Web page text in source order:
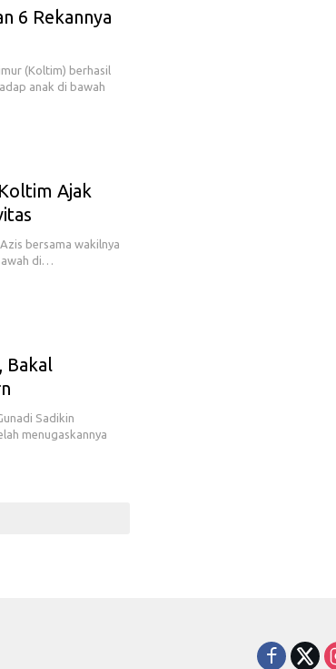
6 Rekannya
(Koltim) berhasil
anak di bawah
Ajak
bersama wakilnya
di…
Bakal
Sadikin
menugaskannya